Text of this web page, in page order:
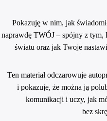
Pokazuję w nim, jak
naprawdę TWÓJ – spójny z tym,
światu oraz jak Twoje
Ten materiał odczarowuje
i pokazuje, że można ją
komunikacji i uczy, jak
bez